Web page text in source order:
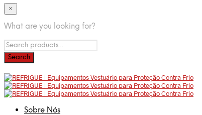
×
What are you looking for?
Sobre Nós